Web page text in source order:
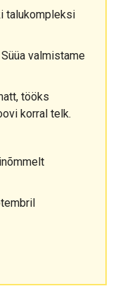
talukompleksi
valmistame
tööks
korral telk.